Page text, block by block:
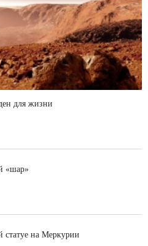
для жизни
«шар»
статуе на Меркурии